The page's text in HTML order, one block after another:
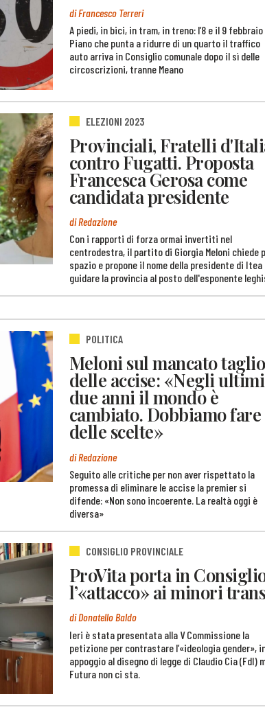
di Francesco Terreri
A piedi, in bici, in tram, in treno: l’8 e il 9
Piano che punta a ridurre di un quarto il traffico
auto arriva in Consiglio comunale dopo il sì delle
circoscrizioni, tranne Meano
ELEZIONI 2023
Provinciali, Fratelli
contro Fugatti. Proposta
Francesca Gerosa come
candidata presidente
di Redazione
Con i rapporti di forza ormai invertiti nel
centrodestra, il partito di Giorgia Meloni chiede
spazio e propone il nome della presidente di Itea
guidare la provincia al posto dell'esponente
POLITICA
Meloni sul mancato taglio
delle accise: «Negli ultimi
due anni il mondo è
cambiato. Dobbiamo fare
delle scelte»
di Redazione
Seguito alle critiche per non aver rispettato la
promessa di eliminare le accise la premier si
difende: «Non sono incoerente. La realtà oggi è
diversa»
CONSIGLIO PROVINCIALE
ProVita porta in
l’«attacco» ai minori
di Donatello Baldo
Ieri è stata presentata alla V Commissione la
petizione per contrastare l’«ideologia gender»,
appoggio al disegno di legge di Claudio Cia (FdI)
Futura non ci sta.